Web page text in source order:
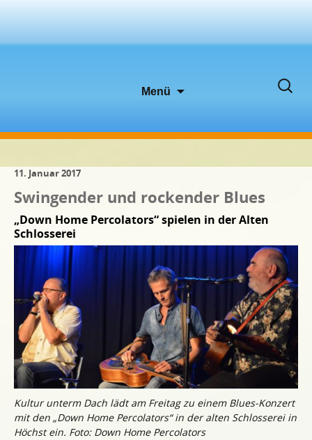
Menü
Suchen
11. Januar 2017
Swingender und rockender Blues
„Down Home Percolators“ spielen in der Alten
Schlosserei
Kultur unterm Dach lädt am Freitag zu einem Blues-Konzert
mit den „Down Home Percolators“ in der alten Schlosserei in
Höchst ein. Foto: Down Home Percolators